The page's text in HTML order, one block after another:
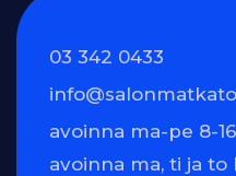
03 342 0433
avoinna ma-pe 8-
avoinna ma, ti ja to